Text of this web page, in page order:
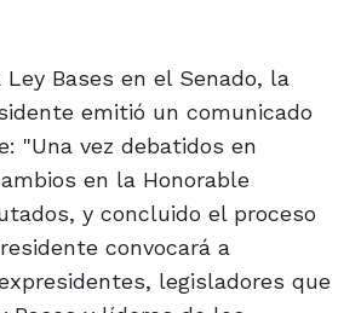
Bases en el Senado, la
emitió un comunicado
"Una vez debatidos en
en la Honorable
y concluido el proceso
convocará a
legisladores que